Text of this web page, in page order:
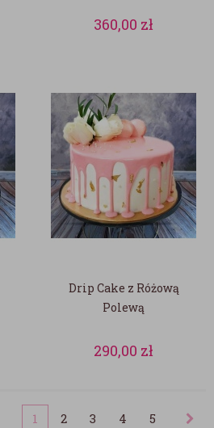
360,00 zł
Drip Cake z Różową
Polewą
290,00 zł
1 2 3 4 5